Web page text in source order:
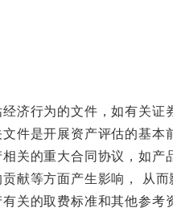
行为的文件，如有关证
件是开展资产评估的基本
的重大合同协议，如产
献等方面产生影响， 从
的取费标准和其他参考